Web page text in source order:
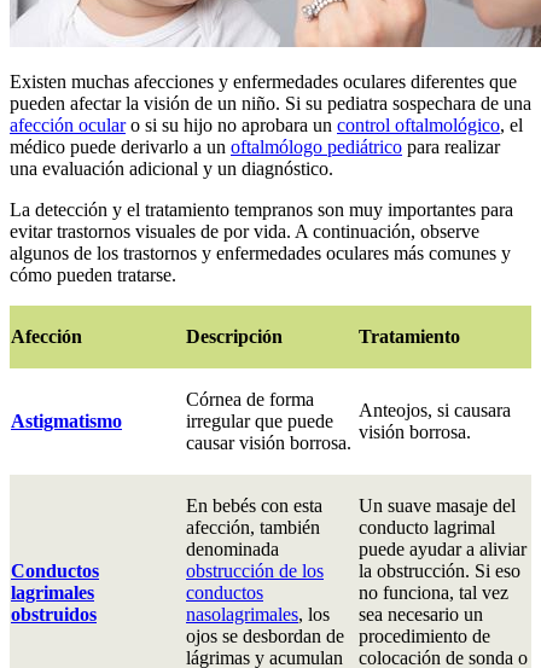
Existen muchas afecciones y enfermedades oculares diferentes que
pueden afectar la visión de un niño. Si su pediatra sospechara de una
afección ocularo si su hijo no aprobara un control oftalmológico, el
médico puede derivarlo a un oftalmólogo pediátrico p​ara realizar
una evaluación adicional y un diagnóstico.
La detección y el tratamiento tempranos son muy importantes para
evitar trastornos visuales de por vida. A continuación, observe
algunos de los trastornos y enfermedades oculares más comunes y
cómo pueden tratarse.
Afección Descripción Tratamiento
Astigmatismo
Córnea de forma
irregular que puede
causar visión borrosa.
Anteojos, si causara
visión borrosa.
Conductos
lagrimales
obstruidos
En bebés con esta
afección, también
denominada
obstrucción de los
conductos
nasolagrimales, los
ojos se desbordan de
lágrimas y acumulan
Un suave masaje del
conducto lagrimal
puede ayudar a aliviar
la obstrucción. Si eso
no funciona, tal vez
sea necesario un
procedimiento de
colocación de sonda o